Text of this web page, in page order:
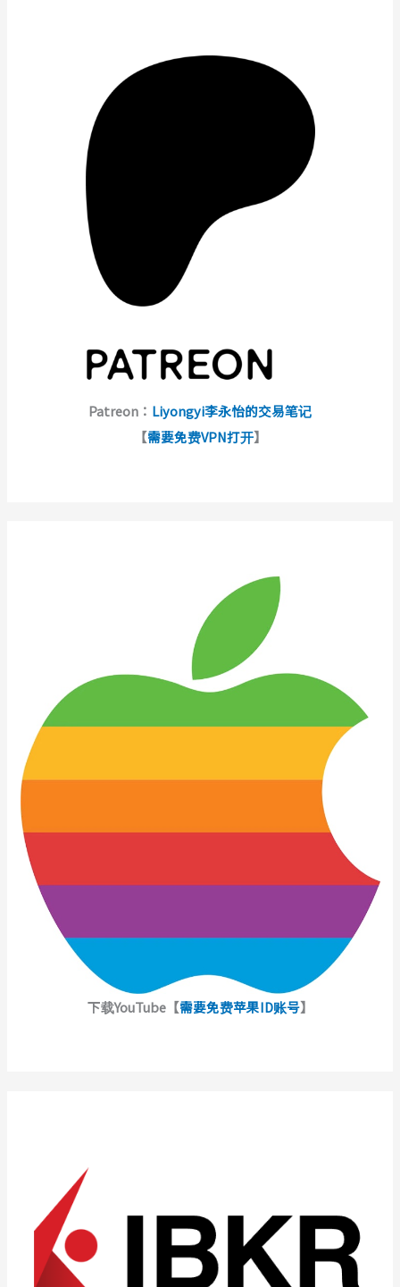
Patreon： Liyongyi李永怡的交易笔记
【需要免费VPN打开】
下载YouTube【需要免费苹果ID账号】